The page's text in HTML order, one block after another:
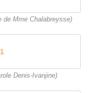
de Mme Chalabreysse)
Denis-Ivanjine)